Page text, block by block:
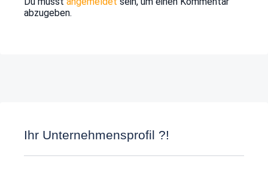
abzugeben.
Ihr Unternehmensprofil ?!